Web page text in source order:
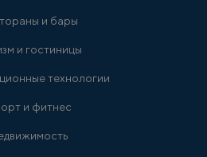
и бары
и гостиницы
технологии
и фитнес